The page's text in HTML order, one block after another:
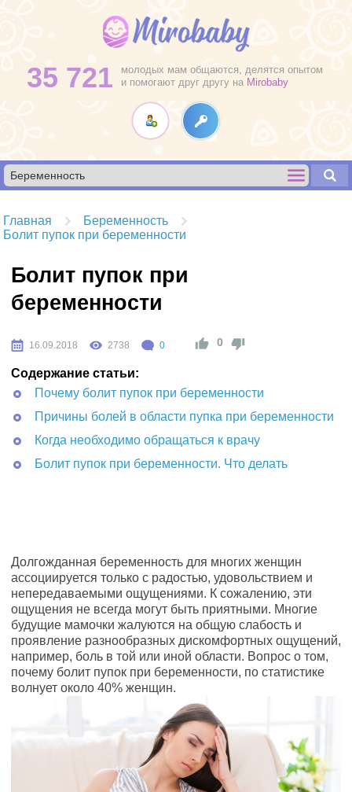
35 721
молодых мам общаются, делятся опытом
и помогают друг другу на Mirobaby
Главная
Беременность
Болит пупок при беременности
Болит пупок при
беременности
16.09.2018 2738 0 0
Содержание статьи:
Почему болит пупок при беременности
Причины болей в области пупка при беременности
Когда необходимо обращаться к врачу
Болит пупок при беременности. Что делать
Долгожданная беременность для многих женщин
ассоциируется только с радостью, удовольствием и
непередаваемыми ощущениями. К сожалению, эти
ощущения не всегда могут быть приятными. Многие
будущие мамочки жалуются на общую слабость и
проявление разнообразных дискомфортных ощущений,
например, боль в той или иной области. Вопрос о том,
почему болит пупок при беременности, по статистике
волнует около 40% женщин.